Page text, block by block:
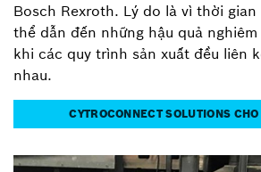
Bosch Rexroth. Lý do là vì thời
thể dẫn đến những hậu quả
khi các quy trình sản xuất đều liên
nhau.
CYTROCONNECT SOLUTIONS